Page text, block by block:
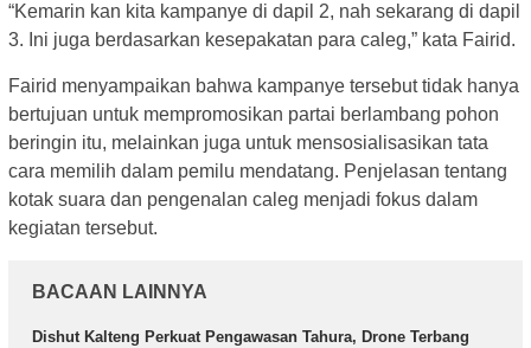
“Kemarin kan kita kampanye di dapil 2, nah sekarang di dapil
3. Ini juga berdasarkan kesepakatan para caleg,” kata Fairid.
Fairid menyampaikan bahwa kampanye tersebut tidak hanya
bertujuan untuk mempromosikan partai berlambang pohon
beringin itu, melainkan juga untuk mensosialisasikan tata
cara memilih dalam pemilu mendatang. Penjelasan tentang
kotak suara dan pengenalan caleg menjadi fokus dalam
kegiatan tersebut.
BACAAN LAINNYA
Dishut Kalteng Perkuat Pengawasan Tahura, Drone Terbang